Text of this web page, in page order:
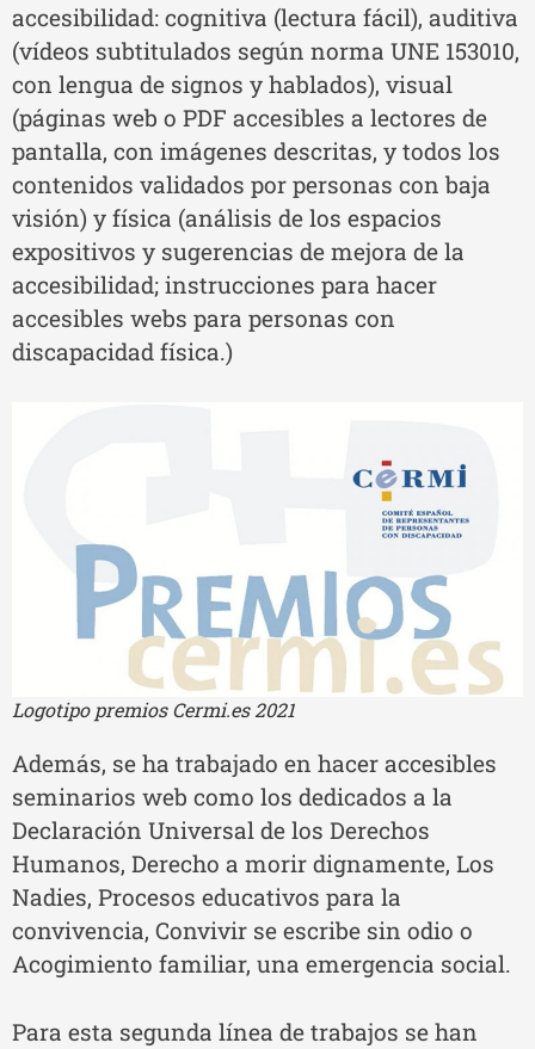
accesibilidad: cognitiva (lectura fácil), auditiva
(vídeos subtitulados según norma UNE 153010,
con lengua de signos y hablados), visual
(páginas web o PDF accesibles a lectores de
pantalla, con imágenes descritas, y todos los
contenidos validados por personas con baja
visión) y física (análisis de los espacios
expositivos y sugerencias de mejora de la
accesibilidad; instrucciones para hacer
accesibles webs para personas con
discapacidad física.)
Logotipo premios Cermi.es 2021
Además, se ha trabajado en hacer accesibles
seminarios web como los dedicados a la
Declaración Universal de los Derechos
Humanos, Derecho a morir dignamente, Los
Nadies, Procesos educativos para la
convivencia, Convivir se escribe sin odio o
Acogimiento familiar, una emergencia social.
Para esta segunda línea de trabajos se han